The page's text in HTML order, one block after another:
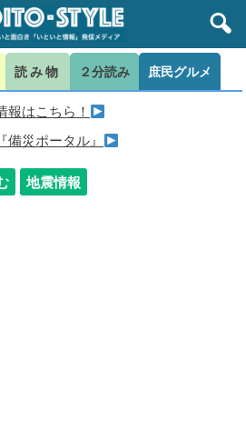
読み物 ２分読み 庶民グルメ
はこちら！
災ポータル』
地震情報